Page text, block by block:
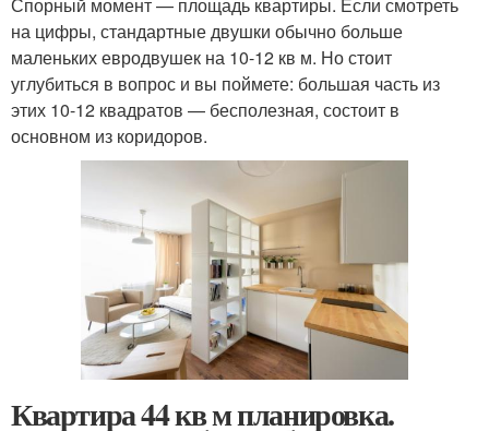
Спорный момент — площадь квартиры. Если смотреть
на цифры, стандартные двушки обычно больше
маленьких евродвушек на 10-12 кв м. Но стоит
углубиться в вопрос и вы поймете: большая часть из
этих 10-12 квадратов — бесполезная, состоит в
основном из коридоров.
Квартира 44 кв м планировка.